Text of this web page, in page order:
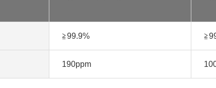
≧99.9%
190ppm